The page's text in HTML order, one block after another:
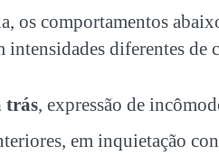
os comportamentos
diferentes de
trás, expressão de
em inquietação